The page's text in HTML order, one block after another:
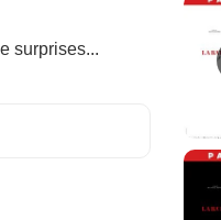
surprises...